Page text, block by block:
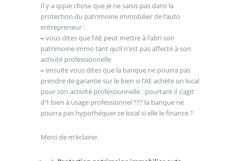
Il y a qque chose que je ne saisis pas dans la
protection du patrimoine immobilier de l’auto
entrepreneur :
– vous dites que l’AE peut mettre à l’abri son
patrimoine immo tant qu’il n’est pas affecté à son
activité professionnelle
– ensuite vous dites que la banque ne pourra pas
prendre de garantie sur le bien si l’AE achète un local
pour son activité professionnelle : pourtant il s’agit
d’1 bien à usage professionnel ??? la banque ne
pourra pas hypothéquer ce local si elle le finance ?
Merci de m’éclairer.